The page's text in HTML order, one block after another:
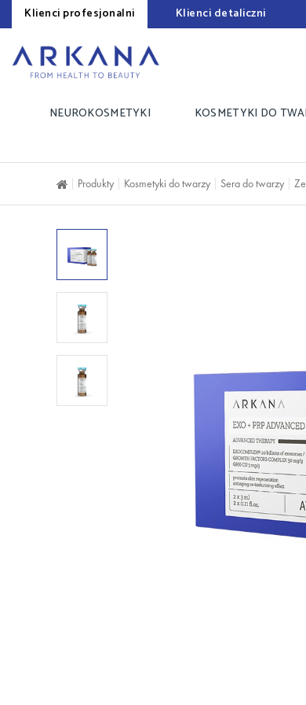
Klienci profesjonalni Klienci detaliczni
NEUROKOSMETYKI KOSMETYKI DO
Sera do twarzy
Kosmetyki do twarzy
Produkty